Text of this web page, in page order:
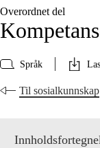
Overordnet del
Språk
Til sosialkunnskap